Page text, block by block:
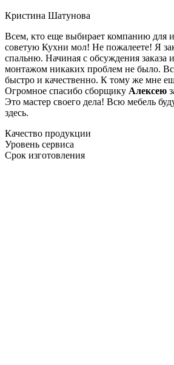
Кристина Шатунова
Всем, кто еще выбирает компанию для
советую Кухни мол! Не пожалеете! Я
спальню. Начиная с обсуждения заказа
монтажом никаких проблем не было.
быстро и качественно. К тому же мне
Огромное спасибо сборщику Алексею
Это мастер своего дела! Всю мебель
здесь.
Качество продукции
Уровень сервиса
Срок изготовления